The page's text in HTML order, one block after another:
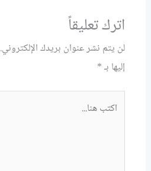
اترك تعليقاً
لن يتم نشر عنوان بريدك الإلكتروني.
إليها بـ*